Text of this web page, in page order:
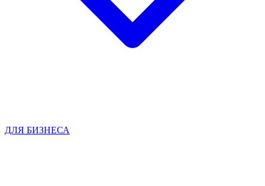
ДЛЯ БИЗНЕСА